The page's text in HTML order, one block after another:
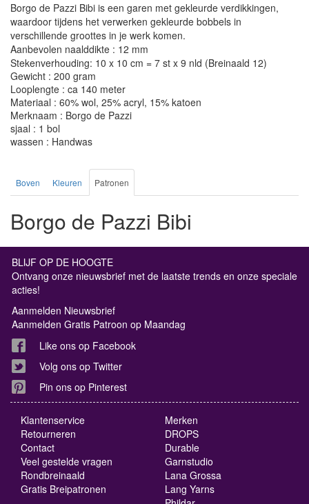
Borgo de Pazzi Bibi is een garen met gekleurde verdikkingen,
waardoor tijdens het verwerken gekleurde bobbels in
verschillende groottes in je werk komen.
Aanbevolen naalddikte : 12 mm
Stekenverhouding: 10 x 10 cm = 7 st x 9 nld (Breinaald 12)
Gewicht : 200 gram
Looplengte : ca 140 meter
Materiaal : 60% wol, 25% acryl, 15% katoen
Merknaam : Borgo de Pazzi
sjaal : 1 bol
wassen : Handwas
Boven Kleuren Patronen
Borgo de Pazzi Bibi
BLIJF OP DE HOOGTE
Ontvang onze nieuwsbrief met de laatste trends en onze speciale
acties!
Aanmelden Nieuwsbrief
Aanmelden Gratis Patroon op Maandag
Like ons op Facebook
Volg ons op Twitter
Pin ons op Pinterest
Klantenservice
Retourneren
Contact
Veel gestelde vragen
Rondbreinaald
Gratis Breipatronen
Merken
DROPS
Durable
Garnstudio
Lana Grossa
Lang Yarns